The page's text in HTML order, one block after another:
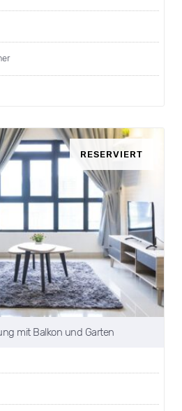
RESERVIERT
mit Balkon und Garten